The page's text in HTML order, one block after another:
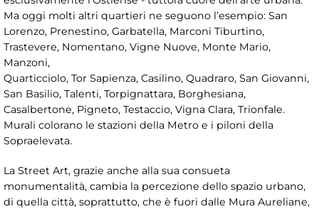
Ma oggi molti altri quartieri ne seguono l’esempio: San
Lorenzo, Prenestino, Garbatella, Marconi Tiburtino,
Trastevere, Nomentano, Vigne Nuove, Monte Mario,
Manzoni,
Quarticciolo, Tor Sapienza, Casilino, Quadraro, San Giovanni,
San Basilio, Talenti, Torpignattara, Borghesiana,
Casalbertone, Pigneto, Testaccio, Vigna Clara, Trionfale.
Murali colorano le stazioni della Metro e i piloni della
Sopraelevata.
La Street Art, grazie anche alla sua consueta
monumentalità, cambia la percezione dello spazio urbano,
di quella città, soprattutto, che è fuori dalle Mura Aureliane,